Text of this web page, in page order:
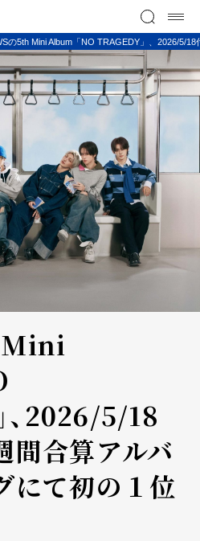
の5th Mini Album「NO TRAGEDY」、2026/5/
Mini
、2026/5/18
間合算アルバ
にて初の１位